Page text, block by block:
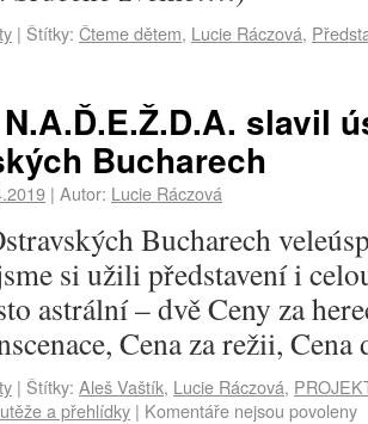
| Štítky: Čteme dětem, Lucie Ráczová,
slavil
Bucharech
| Autor: Lucie Ráczová
Bucharech
si užili představení i
astrální – dvě Ceny za
Cena za režii,
| Štítky: Aleš Vaštík, Lucie Ráczová,
a přehlídky | Komentáře nejsou povoleny